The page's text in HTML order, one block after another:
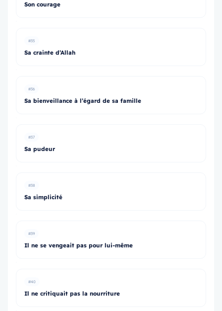
Son courage
#35
Sa crainte d’Allah
#36
Sa bienveillance à l’égard de sa famille
#37
Sa pudeur
#38
Sa simplicité
#39
Il ne se vengeait pas pour lui-même
#40
Il ne critiquait pas la nourriture